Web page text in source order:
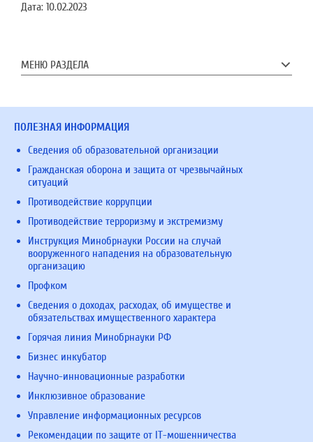
Дата: 10.02.2023
МЕНЮ РАЗДЕЛА
ПОЛЕЗНАЯ ИНФОРМАЦИЯ
Сведения об образовательной организации
Гражданская оборона и защита от чрезвычайных
ситуаций
Противодействие коррупции
Противодействие терроризму и экстремизму
Инструкция Минобрнауки России на случай
вооруженного нападения на образовательную
организацию
Профком
Сведения о доходах, расходах, об имуществе и
обязательствах имущественного характера
Горячая линия Минобрнауки РФ
Бизнес инкубатор
Научно-инновационные разработки
Инклюзивное образование
Управление информационных ресурсов
Рекомендации по защите от IT-мошенничества